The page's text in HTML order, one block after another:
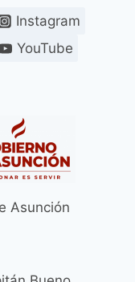
Instagram
YouTube
Asunción